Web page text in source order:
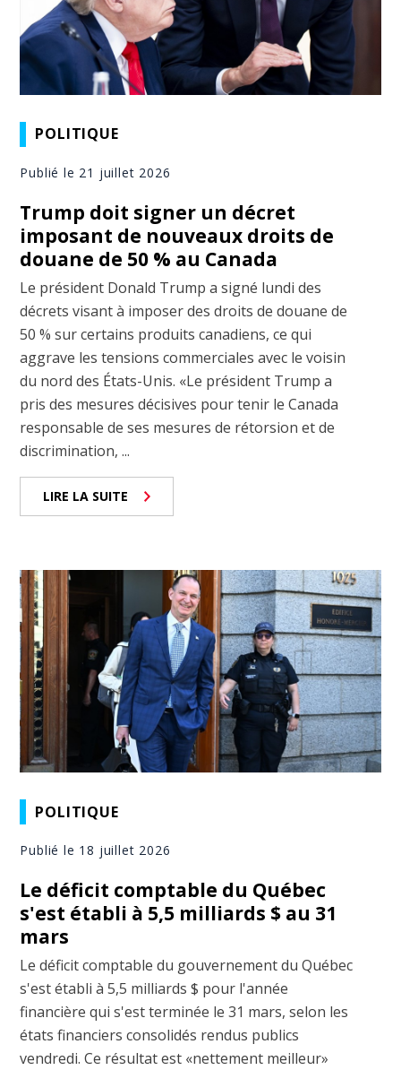
POLITIQUE
Publié le 21 juillet 2026
Trump doit signer un décret
imposant de nouveaux droits de
douane de 50 % au Canada
Le président Donald Trump a signé lundi des
décrets visant à imposer des droits de douane de
50 % sur certains produits canadiens, ce qui
aggrave les tensions commerciales avec le voisin
du nord des États-Unis. «Le président Trump a
pris des mesures décisives pour tenir le Canada
responsable de ses mesures de rétorsion et de
discrimination, ...
LIRE LA SUITE
POLITIQUE
Publié le 18 juillet 2026
Le déficit comptable du Québec
s'est établi à 5,5 milliards $ au 31
mars
Le déficit comptable du gouvernement du Québec
s'est établi à 5,5 milliards $ pour l'année
financière qui s'est terminée le 31 mars, selon les
états financiers consolidés rendus publics
vendredi. Ce résultat est «nettement meilleur»